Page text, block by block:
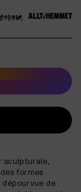
sculpturale,
formes
de